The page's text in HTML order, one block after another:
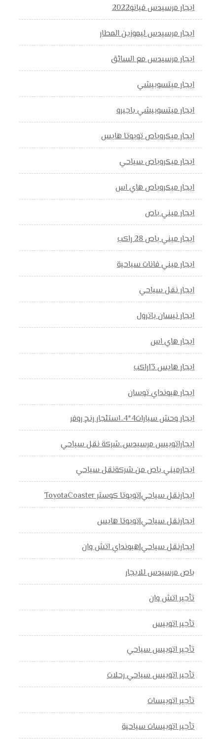
ايجار مرسيدس فيانو2022
ايجار مرسيدس ليموزين المطار
ايجار مرسيدس مع السائق
ايجار ميتسوبيشي
ايجار ميتسوبيشي باجيرو
ايجار ميكروباص تويوتا هايس
ايجار ميكروباص سياحي
ايجار ميكروباص هاي اس
ايجار ميني باص
ايجار ميني باص 28 راكب
ايجار ميني فانات سياحية
ايجار نقل سياحي
ايجار نيسان باترول
ايجار هاي اس
ايجار هايس 13راكب
ايجار هيونداي توسان
ايجار وحش سيارات4*4..استئجار رنج روفر
ايجاراتوبيس مرسيدس..شركة نقل سياحي
ايجارميني باص من شركةنقل سياحي
ايجارنقل سياحي|تويوتا كوستر ToyotaCoaster
ايجارنقل سياحي|تويوتا هايس
ايجارنقل سياحي|هيونداي اتش وان
باص مرسيدس للايجار
تأجير اتش وان
تأجير اتوبيس
تأجير اتوبيس سياحي
تأجير اتوبيس سياحي رحلات
تأجير اتوبيسات
تأجير اتوبيسات سياحية